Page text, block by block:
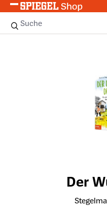
Zum Hauptinhalt springen
Suche
Der